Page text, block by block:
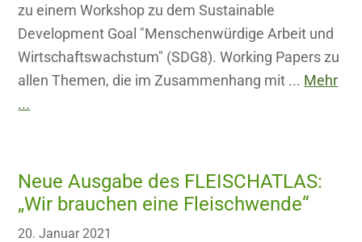
zu einem Workshop zu dem Sustainable
Development Goal "Menschenwürdige Arbeit und
Wirtschaftswachstum" (SDG8). Working Papers zu
allen Themen, die im Zusammenhang mit ... Mehr
...
Neue Ausgabe des FLEISCHATLAS:
„Wir brauchen eine Fleischwende“
20. Januar 2021